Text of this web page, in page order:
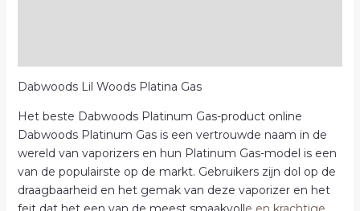
Dabwoods Lil Woods Platina Gas
Het beste Dabwoods Platinum Gas-product online
Dabwoods Platinum Gas is een vertrouwde naam in de
wereld van vaporizers en hun Platinum Gas-model is een
van de populairste op de markt. Gebruikers zijn dol op de
draagbaarheid en het gemak van deze vaporizer en het